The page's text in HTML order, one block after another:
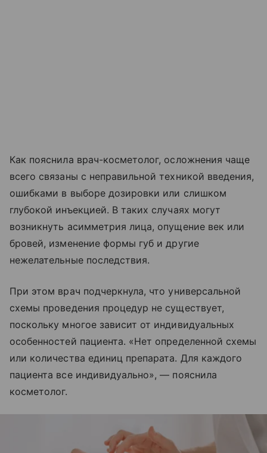
Как пояснила врач-косметолог, осложнения чаще
всего связаны с неправильной техникой введения,
ошибками в выборе дозировки или слишком
глубокой инъекцией. В таких случаях могут
возникнуть асимметрия лица, опущение век или
бровей, изменение формы губ и другие
нежелательные последствия.
При этом врач подчеркнула, что универсальной
схемы проведения процедур не существует,
поскольку многое зависит от индивидуальных
особенностей пациента. «Нет определенной схемы
или количества единиц препарата. Для каждого
пациента все индивидуально», — пояснила
косметолог.